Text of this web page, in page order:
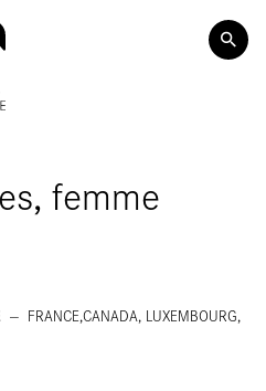
PRINCIPAL
femme
FRANCE,CANADA, LUXEMBOURG,